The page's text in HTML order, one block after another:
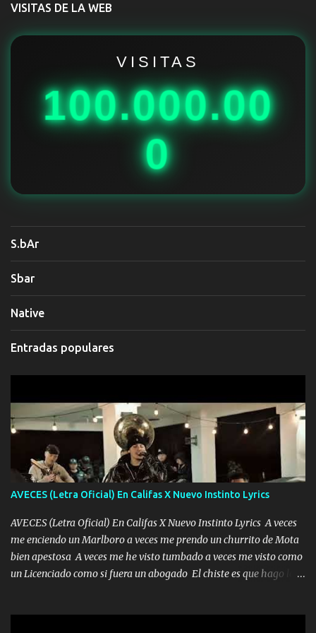
r
VISITAS DE LA WEB
VISITAS
100.000.00
0
S.bAr
Sbar
Native
Entradas populares
AVECES (Letra Oficial) En Califas X Nuevo Instinto Lyrics
AVECES (Letra Oficial) En Califas X Nuevo Instinto Lyrics A veces
me enciendo un Marlboro a veces me prendo un churrito de Mota
bien apestosa A veces me he visto tumbado a veces me visto como
un Licenciado como si fuera un abogado El chiste es que hago lo